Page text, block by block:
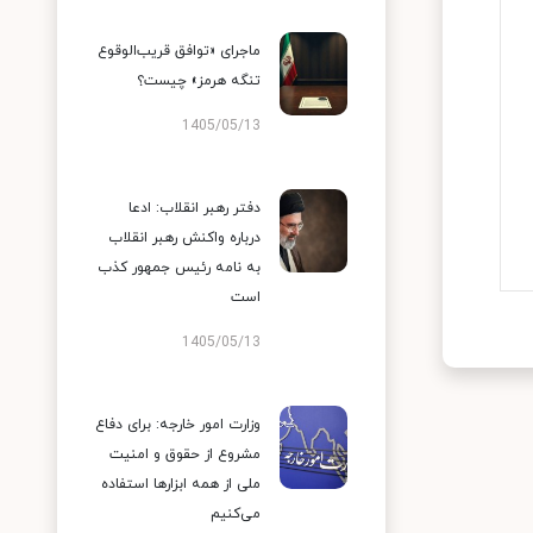
ماجرای «توافق قریب‌الوقوع
تنگه هرمز» چیست؟
1405/05/13
دفتر رهبر انقلاب: ادعا
درباره واکنش رهبر انقلاب
به نامه رئیس جمهور کذب
است
1405/05/13
وزارت امور خارجه: برای دفاع
مشروع از حقوق و امنیت
ملی از همه ابزارها استفاده
می‌کنیم